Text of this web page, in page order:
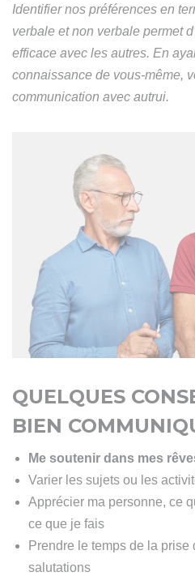
Identifier nos préférences en
verbale et non verbale permet
efficace avec les autres. En
connaissance de vous-même,
communication avec autrui.
QUELQUES
BIEN
Me soutenir dans mes
Varier les sujets ou les
Apprécier ma personne, ce
ce que je fais
Prendre le temps de la prise
salutations